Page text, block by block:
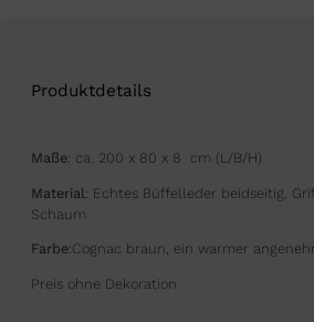
Produktdetails
Maße: ca. 200 x 80 x 8 cm (L/B/H)
Material : Echtes Büffelleder beidseitig,
Schaum
Farbe:Cognac braun, ein warmer
Preis ohne Dekoration